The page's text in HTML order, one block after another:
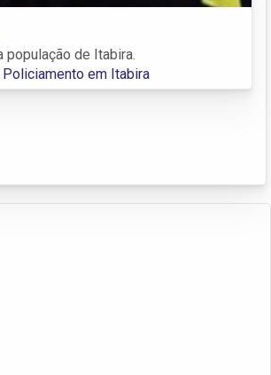
população de Itabira.
em Itabira